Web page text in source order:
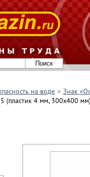
на воде
Знак
(пластик 4 мм, 300х400